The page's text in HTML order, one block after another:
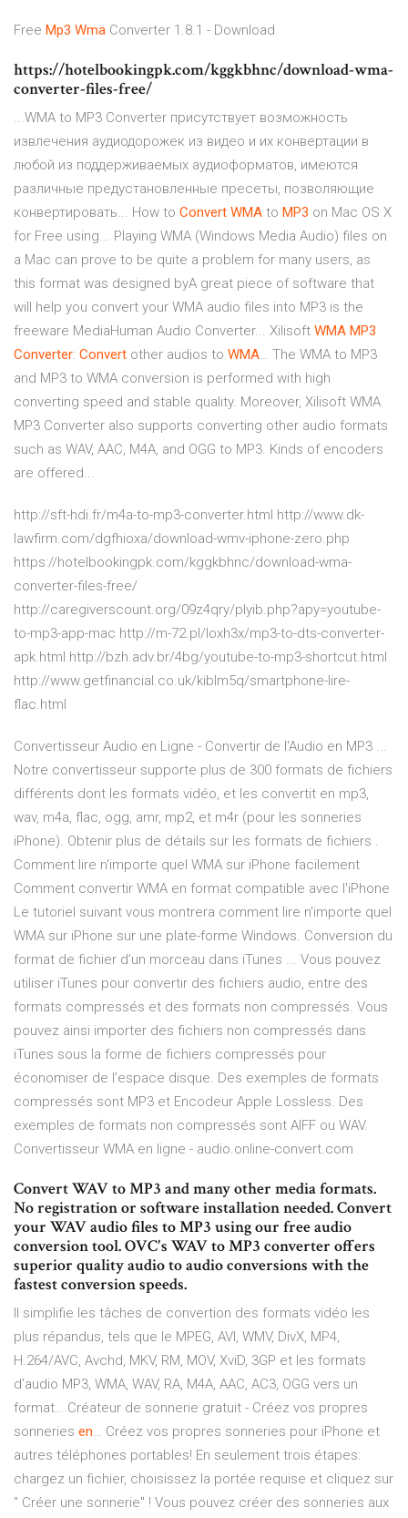
Free Mp3 Wma Converter 1.8.1 - Download
https://hotelbookingpk.com/kggkbhnc/download-wma-
converter-files-free/
...WMA to MP3 Converter присутствует возможность
извлечения аудиодорожек из видео и их конвертации в
любой из поддерживаемых аудиоформатов, имеются
различные предустановленные пресеты, позволяющие
конвертировать... How to Convert WMA to MP3 on Mac OS X
for Free using... Playing WMA (Windows Media Audio) files on
a Mac can prove to be quite a problem for many users, as
this format was designed byA great piece of software that
will help you convert your WMA audio files into MP3 is the
freeware MediaHuman Audio Converter... Xilisoft WMA MP3
Converter: Convert other audios to WMA… The WMA to MP3
and MP3 to WMA conversion is performed with high
converting speed and stable quality. Moreover, Xilisoft WMA
MP3 Converter also supports converting other audio formats
such as WAV, AAC, M4A, and OGG to MP3. Kinds of encoders
are offered...
http://sft-hdi.fr/m4a-to-mp3-converter.html http://www.dk-
lawfirm.com/dgfhioxa/download-wmv-iphone-zero.php
https://hotelbookingpk.com/kggkbhnc/download-wma-
converter-files-free/
http://caregiverscount.org/09z4qry/plyib.php?apy=youtube-
to-mp3-app-mac http://m-72.pl/loxh3x/mp3-to-dts-converter-
apk.html http://bzh.adv.br/4bg/youtube-to-mp3-shortcut.html
http://www.getfinancial.co.uk/kiblm5q/smartphone-lire-
flac.html
Convertisseur Audio en Ligne - Convertir de l'Audio en MP3 ...
Notre convertisseur supporte plus de 300 formats de fichiers
différents dont les formats vidéo, et les convertit en mp3,
wav, m4a, flac, ogg, amr, mp2, et m4r (pour les sonneries
iPhone). Obtenir plus de détails sur les formats de fichiers .
Comment lire n'importe quel WMA sur iPhone facilement
Comment convertir WMA en format compatible avec l'iPhone
Le tutoriel suivant vous montrera comment lire n'importe quel
WMA sur iPhone sur une plate-forme Windows. Conversion du
format de fichier d’un morceau dans iTunes ... Vous pouvez
utiliser iTunes pour convertir des fichiers audio, entre des
formats compressés et des formats non compressés. Vous
pouvez ainsi importer des fichiers non compressés dans
iTunes sous la forme de fichiers compressés pour
économiser de l’espace disque. Des exemples de formats
compressés sont MP3 et Encodeur Apple Lossless. Des
exemples de formats non compressés sont AIFF ou WAV.
Convertisseur WMA en ligne - audio.online-convert.com
Convert WAV to MP3 and many other media formats.
No registration or software installation needed. Convert
your WAV audio files to MP3 using our free audio
conversion tool. OVC's WAV to MP3 converter offers
superior quality audio to audio conversions with the
fastest conversion speeds.
Il simplifie les tâches de convertion des formats vidéo les
plus répandus, tels que le MPEG, AVI, WMV, DivX, MP4,
H.264/AVC, Avchd, MKV, RM, MOV, XviD, 3GP et les formats
d'audio MP3, WMA, WAV, RA, M4A, AAC, AC3, OGG vers un
format… Créateur de sonnerie gratuit - Créez vos propres
sonneries en… Créez vos propres sonneries pour iPhone et
autres téléphones portables! En seulement trois étapes:
chargez un fichier, choisissez la portée requise et cliquez sur
" Créer une sonnerie" ! Vous pouvez créer des sonneries aux